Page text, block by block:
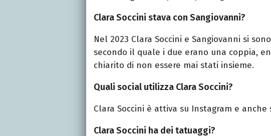
Clara Soccini stava con Sangiovanni?
Nel 2023 Clara Soccini e Sangiovanni si
secondo il quale i due erano una coppia,
chiarito di non essere mai stati insieme.
Quali social utilizza Clara Soccini?
Clara Soccini è attiva su Instagram e anche
Clara Soccini ha dei tatuaggi?